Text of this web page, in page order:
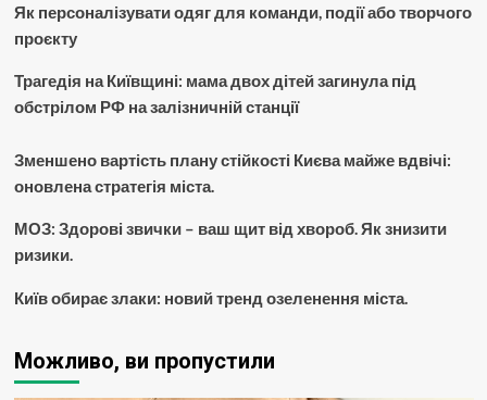
Як персоналізувати одяг для команди, події або творчого
проєкту
Трагедія на Київщині: мама двох дітей загинула під
обстрілом РФ на залізничній станції
Зменшено вартість плану стійкості Києва майже вдвічі:
оновлена стратегія міста.
МОЗ: Здорові звички – ваш щит від хвороб. Як знизити
ризики.
Київ обирає злаки: новий тренд озеленення міста.
Можливо, ви пропустили